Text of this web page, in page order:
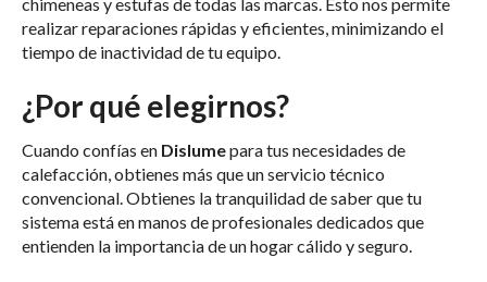
realizar reparaciones rápidas y eficientes, minimizando el
tiempo de inactividad de tu equipo.
¿Por qué elegirnos?
Cuando confías en Dislumepara tus necesidades de
calefacción, obtienes más que un servicio técnico
convencional. Obtienes la tranquilidad de saber que tu
sistema está en manos de profesionales dedicados que
entienden la importancia de un hogar cálido y seguro.